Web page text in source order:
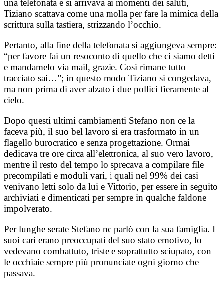
una telefonata e si arrivava ai momenti dei saluti,
Tiziano scattava come una molla per fare la mimica della
scrittura sulla tastiera, strizzando l’occhio.
Pertanto, alla fine della telefonata si aggiungeva sempre:
“per favore fai un resoconto di quello che ci siamo detti
e mandamelo via mail, grazie. Così rimane tutto
tracciato sai…”; in questo modo Tiziano si congedava,
ma non prima di aver alzato i due pollici fieramente al
cielo.
Dopo questi ultimi cambiamenti Stefano non ce la
faceva più, il suo bel lavoro si era trasformato in un
flagello burocratico e senza progettazione. Ormai
dedicava tre ore circa all’elettronica, al suo vero lavoro,
mentre il resto del tempo lo sprecava a compilare file
precompilati e moduli vari, i quali nel 99% dei casi
venivano letti solo da lui e Vittorio, per essere in seguito
archiviati e dimenticati per sempre in qualche faldone
impolverato.
Per lunghe serate Stefano ne parlò con la sua famiglia. I
suoi cari erano preoccupati del suo stato emotivo, lo
vedevano combattuto, triste e soprattutto sciupato, con
le occhiaie sempre più pronunciate ogni giorno che
passava.